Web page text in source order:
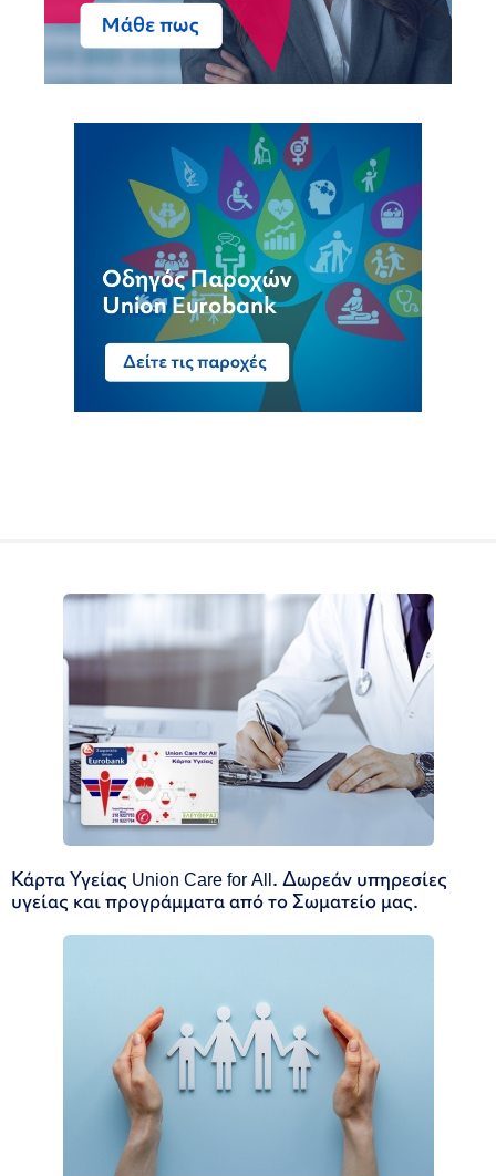
Κάρτα Υγείας Union Care for All. Δωρεάν υπηρεσίες
υγείας και προγράμματα από το Σωματείο μας.